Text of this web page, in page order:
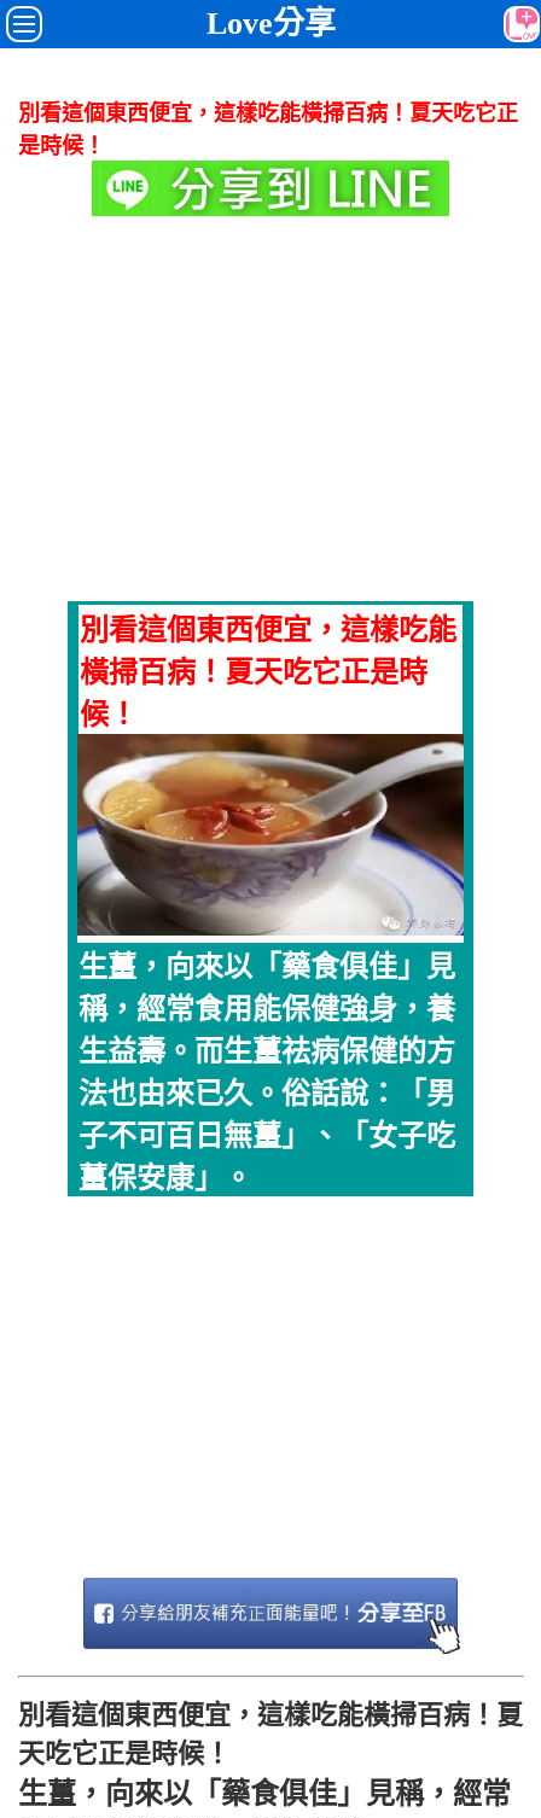
Love分享
別看這個東西便宜，這樣吃能橫掃百病！夏天吃它正
是時候！
別看這個東西便宜，這樣吃能
橫掃百病！夏天吃它正是時
候！
生薑，向來以「藥食俱佳」見
稱，經常食用能保健強身，養
生益壽。而生薑祛病保健的方
法也由來已久。俗話說：「男
子不可百日無薑」、「女子吃
薑保安康」。
別看這個東西便宜，這樣吃能橫掃百病！夏
天吃它正是時候！
生薑，向來以「藥食俱佳」見稱，經常